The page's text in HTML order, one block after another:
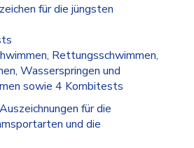
für die jüngsten
Rettungsschwimmen,
Wasserspringen und
sowie 4 Kombitests
für die
und die